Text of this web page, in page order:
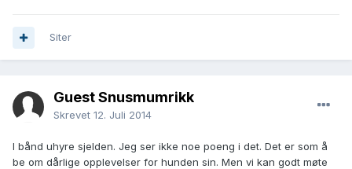
Siter
Guest Snusmumrikk
Skrevet 12. Juli 2014
I bånd uhyre sjelden. Jeg ser ikke noe poeng i det. Det er som å
be om dårlige opplevelser for hunden sin. Men vi kan godt møte